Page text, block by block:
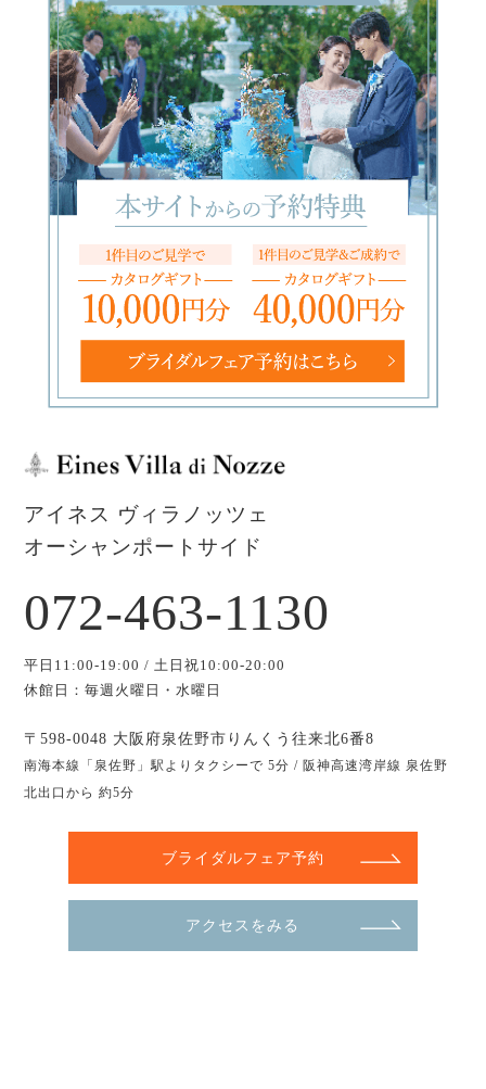
アイネス ヴィラノッツェ
オーシャンポートサイド
072-463-1130
平日11:00-19:00 / 土日祝10:00-20:00
休館日：毎週火曜日・水曜日
〒598-0048 大阪府泉佐野市りんくう往来北6番8
南海本線「泉佐野」駅よりタクシーで 5分 / 阪神高速湾岸線 泉佐野
北出口から 約5分
ブライダルフェア予約
アクセスをみる